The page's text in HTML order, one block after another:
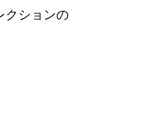
クションの